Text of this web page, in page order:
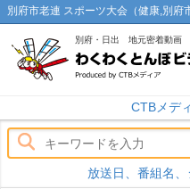
別府市老連 スポーツ大会（健康,別府
別府・日出 地元密着動画
CTBメデ
放送日、番組名